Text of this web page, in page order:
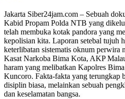
Jakarta Siber24jam.com – Sebuah
Kabid Propam Polda NTB yang
telah membuka kotak pandora yang
kepolisian kita. Laporan setebal tujuh
keterlibatan sistematis oknum perwira
Kasat Narkoba Bima Kota, AKP
haram yang melibatkan Kapolres
Kuncoro. Fakta-fakta yang terungkap
disiplin biasa, melainkan sebuah
dan keselamatan bangsa.